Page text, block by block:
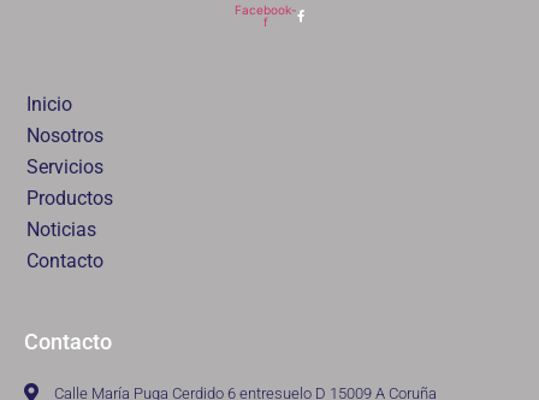
Facebook-
f
Inicio
Nosotros
Servicios
Productos
Noticias
Contacto
Contacto
Calle María Puga Cerdido 6 entresuelo D 15009 A Coruña